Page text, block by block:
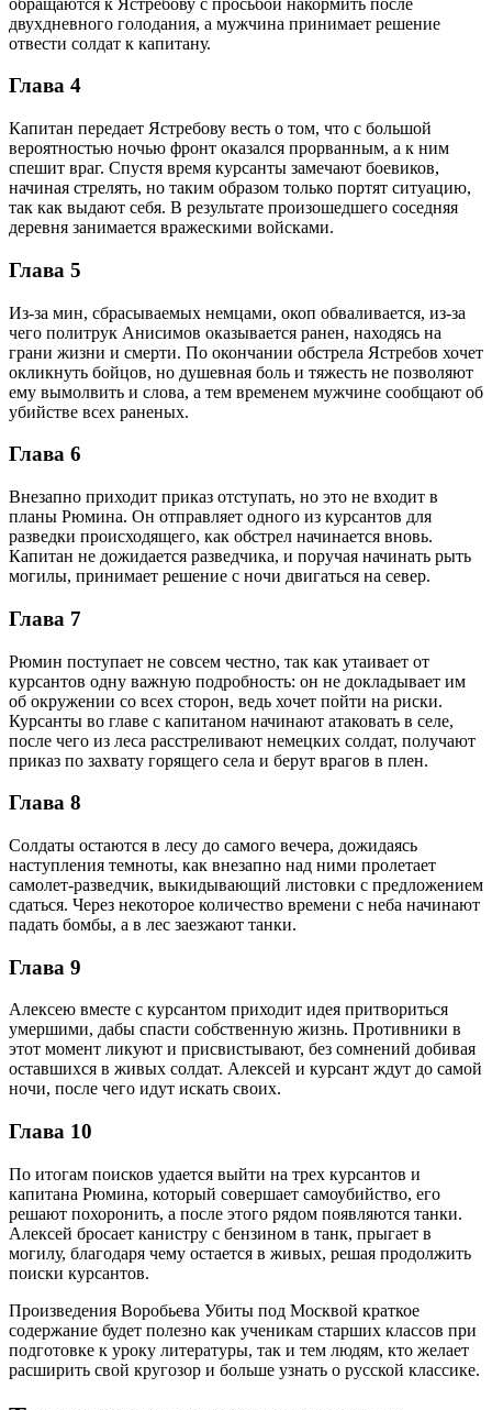
двухдневного голодания, а мужчина принимает решение
отвести солдат к капитану.
Глава 4
Капитан передает Ястребову весть о том, что с большой
вероятностью ночью фронт оказался прорванным, а к ним
спешит враг. Спустя время курсанты замечают боевиков,
начиная стрелять, но таким образом только портят ситуацию,
так как выдают себя. В результате произошедшего соседняя
деревня занимается вражескими войсками.
Глава 5
Из-за мин, сбрасываемых немцами, окоп обваливается, из-за
чего политрук Анисимов оказывается ранен, находясь на
грани жизни и смерти. По окончании обстрела Ястребов хочет
окликнуть бойцов, но душевная боль и тяжесть не позволяют
ему вымолвить и слова, а тем временем мужчине сообщают об
убийстве всех раненых.
Глава 6
Внезапно приходит приказ отступать, но это не входит в
планы Рюмина. Он отправляет одного из курсантов для
разведки происходящего, как обстрел начинается вновь.
Капитан не дожидается разведчика, и поручая начинать рыть
могилы, принимает решение с ночи двигаться на север.
Глава 7
Рюмин поступает не совсем честно, так как утаивает от
курсантов одну важную подробность: он не докладывает им
об окружении со всех сторон, ведь хочет пойти на риски.
Курсанты во главе с капитаном начинают атаковать в селе,
после чего из леса расстреливают немецких солдат, получают
приказ по захвату горящего села и берут врагов в плен.
Глава 8
Солдаты остаются в лесу до самого вечера, дожидаясь
наступления темноты, как внезапно над ними пролетает
самолет-разведчик, выкидывающий листовки с предложением
сдаться. Через некоторое количество времени с неба начинают
падать бомбы, а в лес заезжают танки.
Глава 9
Алексею вместе с курсантом приходит идея притвориться
умершими, дабы спасти собственную жизнь. Противники в
этот момент ликуют и присвистывают, без сомнений добивая
оставшихся в живых солдат. Алексей и курсант ждут до самой
ночи, после чего идут искать своих.
Глава 10
По итогам поисков удается выйти на трех курсантов и
капитана Рюмина, который совершает самоубийство, его
решают похоронить, а после этого рядом появляются танки.
Алексей бросает канистру с бензином в танк, прыгает в
могилу, благодаря чему остается в живых, решая продолжить
поиски курсантов.
Произведения Воробьева Убиты под Москвой краткое
содержание будет полезно как ученикам старших классов при
подготовке к уроку литературы, так и тем людям, кто желает
расширить свой кругозор и больше узнать о русской классике.